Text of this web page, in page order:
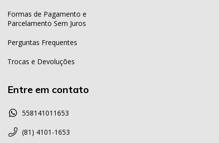
Formas de Pagamento e
Parcelamento Sem Juros
Perguntas Frequentes
Trocas e Devoluções
Entre em contato
558141011653
(81) 4101-1653